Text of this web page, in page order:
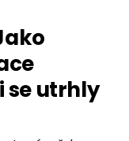
se utrhly